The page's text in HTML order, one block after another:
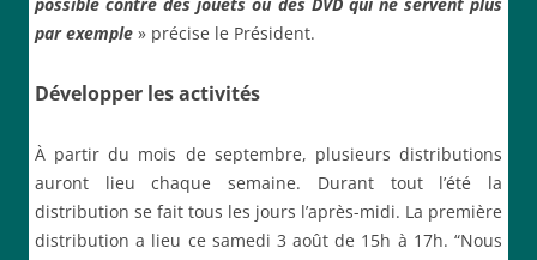
par exemple » précise le Président.
Développer les activités
À partir du mois de septembre, plusieurs distributions
auront lieu chaque semaine. Durant tout l’été la
distribution se fait tous les jours l’après-midi. La première
distribution a lieu ce samedi 3 août de 15h à 17h. “Nous